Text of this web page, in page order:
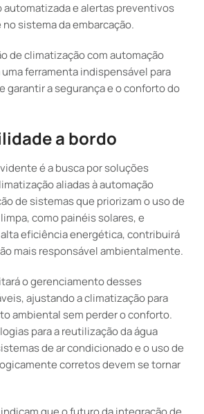
automatizada e alertas preventivos
sistema da embarcação.
de climatização com automação
ferramenta indispensável para
garantir a segurança e o conforto do
a bordo
é a busca por soluções
aliadas à automação
de sistemas que priorizam o uso de
como painéis solares, e
eficiência energética, contribuirá
mais responsável ambientalmente.
o gerenciamento desses
ajustando a climatização para
ambiental sem perder o conforto.
para a reutilização da água
de ar condicionado e o uso de
corretos devem se tornar